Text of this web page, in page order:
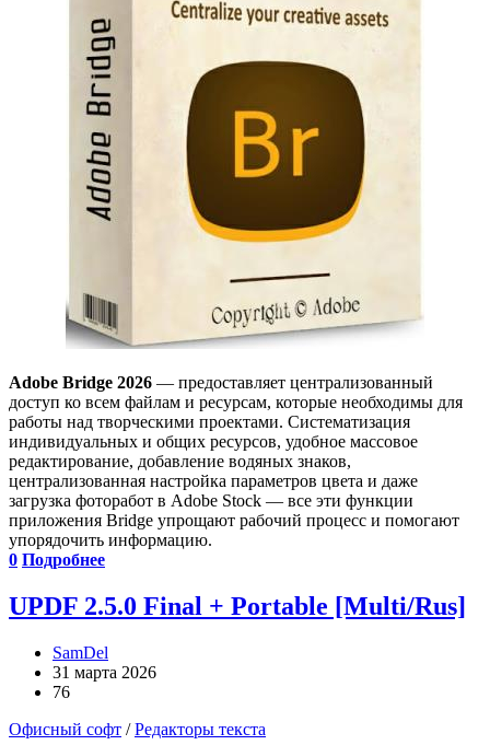
Adobe Bridge 2026 — предоставляет централизованный
доступ ко всем файлам и ресурсам, которые необходимы для
работы над творческими проектами. Систематизация
индивидуальных и общих ресурсов, удобное массовое
редактирование, добавление водяных знаков,
централизованная настройка параметров цвета и даже
загрузка фоторабот в Adobe Stock — все эти функции
приложения Bridge упрощают рабочий процесс и помогают
упорядочить информацию.
0 Подробнее
UPDF 2.5.0 Final + Portable [Multi/Rus]
SamDel
31 марта 2026
76
Офисный софт /Редакторы текста